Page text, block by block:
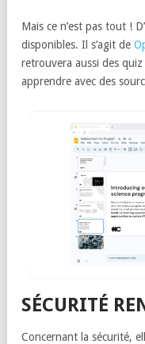
Mais ce n’est pas tout !
disponibles. Il s’agit de
retrouvera aussi des
apprendre avec des
SÉCURITÉ
Concernant la sécurité,